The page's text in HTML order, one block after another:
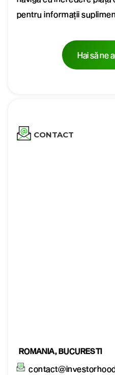
pentru informații
Hai să ne
CONTACT
ROMANIA, BUCURESTI